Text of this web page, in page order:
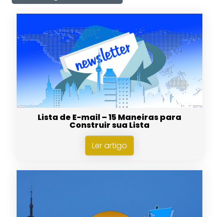
Lista de E-mail – 15 Maneiras para
Construir sua Lista
Ler artigo